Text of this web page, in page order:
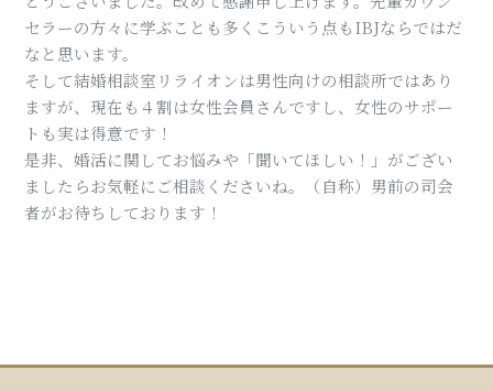
セラーの方々に学ぶことも多くこういう点もIBJならではだ
なと思います。
そして結婚相談室リライオンは男性向けの相談所ではあり
ますが、現在も４割は女性会員さんですし、女性のサポー
トも実は得意です！
是非、婚活に関してお悩みや「聞いてほしい！」がござい
ましたらお気軽にご相談くださいね。（自称）男前の司会
者がお待ちしております！